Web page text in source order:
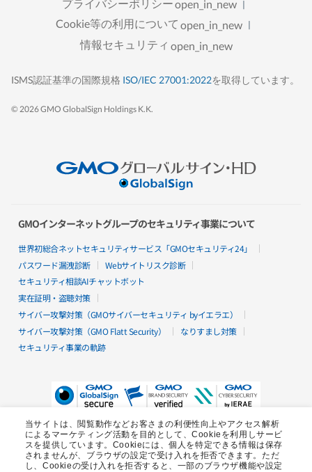
当サイトは、閲覧動作などお客さまの利便性向上やアクセス解析
によるマーケティング活動を目的として、Cookieを利用しサービ
スを提供しています。Cookieには、個人を特定できる情報は保存
されませんが、ブラウザの設定で受け入れを拒否できます。ただ
し、Cookieの受け入れを拒否すると、一部のブラウザ機能や設定
GMOなりすましメール対策支援
SiteLock
SiteLockおまかせ定期診断
SiteLockワンショット診断
トラスト・ログイン byGMO open_in_new
サーバー管理
torocca!
総合メールセキュリティ
安全な契約者管理
ビジネス
アフィリエイトプログラム
サポート
プライバシーポリシーopen_in_new
Cookie等の利用について open_in_new
情報セキュリティ open_in_new
ISMS認証基準の国際規格 ISO/IEC 27001:2022を取得しています。
© 2026 GMO GlobalSign Holdings K.K.
GMOインターネットグループのセキュリティ事業について
世界初総合ネットセキュリティサービス「GMOセキュリティ24」
パスワード漏洩診断
Webサイトリスク診断
セキュリティ相談AIチャットボット
実在証明・盗聴対策
サイバー攻撃対策（GMOサイバーセキュリティ byイエラエ）
サイバー攻撃対策（GMO Flatt Security）
なりすまし対策
セキュリティ事業の軌跡